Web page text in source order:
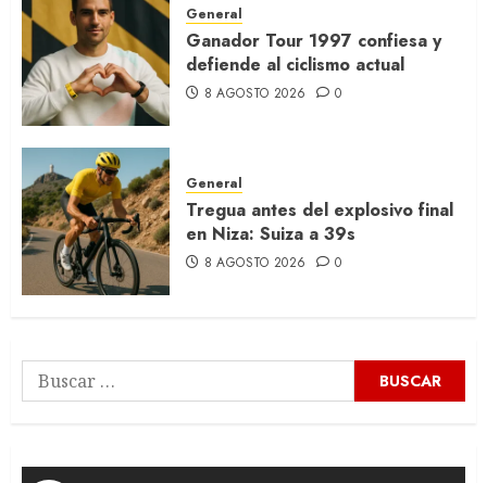
General
Ganador Tour 1997 confiesa y
defiende al ciclismo actual
8 AGOSTO 2026 0
General
Tregua antes del explosivo final
en Niza: Suiza a 39s
8 AGOSTO 2026 0
Buscar: